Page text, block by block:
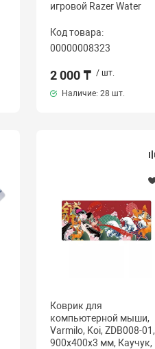
игровой Razer Water
Код товара:
00000008323
2 000 ₸ / шт.
Наличие:28 шт.
Коврик для
компьютерной мыши,
Varmilo, Koi, ZDB008-01,
900х400х3 мм, Каучук,